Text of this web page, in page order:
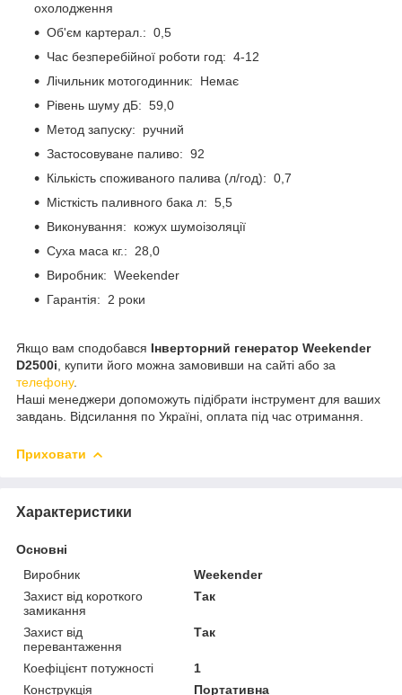
охолодження
Об'єм картерал.: 0,5
Час безперебійної роботи год: 4-12
Лічильник мотогодинник: Немає
Рівень шуму дБ: 59,0
Метод запуску: ручний
Застосовуване паливо: 92
Кількість споживаного палива (л/год): 0,7
Місткість паливного бака л: 5,5
Виконування: кожух шумоізоляції
Суха маса кг.: 28,0
Виробник: Weekender
Гарантія: 2 роки
Якщо вам сподобався Інверторний генератор Weekender
D2500i , купити його можна замовивши на сайті або за
телефону.
Наші менеджери допоможуть підібрати інструмент для ваших
завдань. Відсилання по Україні, оплата під час отримання.
Приховати
Характеристики
Основні
Виробник
Weekender
Захист від короткого
замикання
Так
Захист від
перевантаження
Так
Коефіцієнт потужності
1
Конструкція
Портативна